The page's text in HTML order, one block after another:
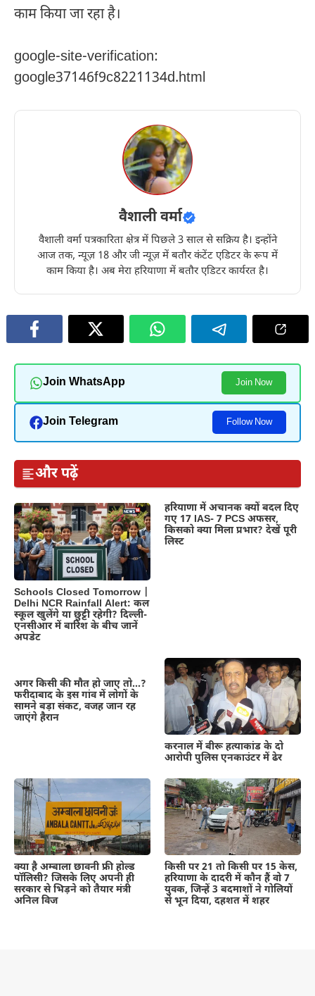
काम किया जा रहा है।
google-site-verification:
google37146f9c8221134d.html
वैशाली वर्मा
वैशाली वर्मा पत्रकारिता क्षेत्र में पिछले 3 साल से सक्रिय है। इन्होंने
आज तक, न्यूज़ 18 और जी न्यूज़ में बतौर कंटेंट एडिटर के रूप में
काम किया है। अब मेरा हरियाणा में बतौर एडिटर कार्यरत है।
Join WhatsApp Join Now
Join Telegram Follow Now
और पढ़ें
Schools Closed Tomorrow |
Delhi NCR Rainfall Alert: कल
स्कूल खुलेंगे या छुट्टी रहेगी? दिल्ली-
एनसीआर में बारिश के बीच जानें
अपडेट
हरियाणा में अचानक क्यों बदल दिए
गए 17 IAS- 7 PCS अफसर,
किसको क्या मिला प्रभार? देखें पूरी
लिस्ट
अगर किसी की मौत हो जाए तो…?
फरीदाबाद के इस गांव में लोगों के
सामने बड़ा संकट, वजह जान रह
जाएंगे हैरान
करनाल में बीरू हत्याकांड के दो
आरोपी पुलिस एनकाउंटर में ढेर
क्या है अम्बाला छावनी फ्री होल्ड
पॉलिसी? जिसके लिए अपनी ही
सरकार से भिड़ने को तैयार मंत्री
अनिल विज
किसी पर 21 तो किसी पर 15 केस,
हरियाणा के दादरी में कौन हैं वो 7
युवक, जिन्हें 3 बदमाशों ने गोलियों
से भून दिया, दहशत में शहर